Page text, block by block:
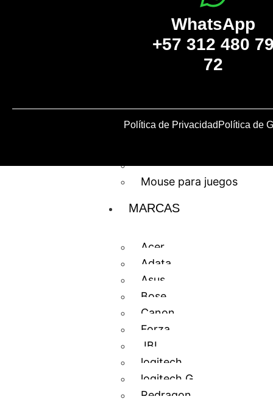
Teclados para
juegos
Micrófonos
Alfombrillas
Mouse para juegos
MARCAS
Acer
Adata
Asus
Bose
Canon
Forza
JBL
logitech
logitech G
Redragon
WhatsApp
+57 312 480
72
Política de Privacidad Política de